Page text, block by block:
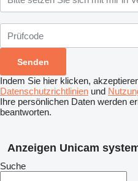
Indem Sie hier klicken,
Datenschutzrichtlinien und
Ihre persönlichen Daten werden
beantworten.
Anzeigen Unicam
Suche